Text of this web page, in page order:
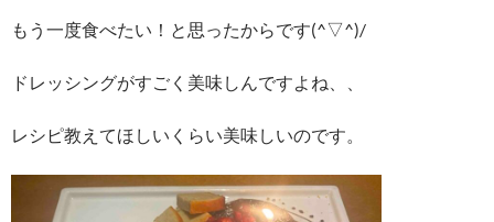
もう一度食べたい！と思ったからです(^▽^)/
ドレッシングがすごく美味しんですよね、、
レシピ教えてほしいくらい美味しいのです。